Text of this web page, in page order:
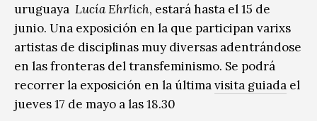
uruguaya Lucía Ehrlich, estará hasta el 15 de
junio. Una exposición en la que participan varixs
artistas de disciplinas muy diversas adentrándose
en las fronteras del transfeminismo. Se podrá
recorrer la exposición en la últimavisita guiada el
jueves 17 de mayo a las 18.30